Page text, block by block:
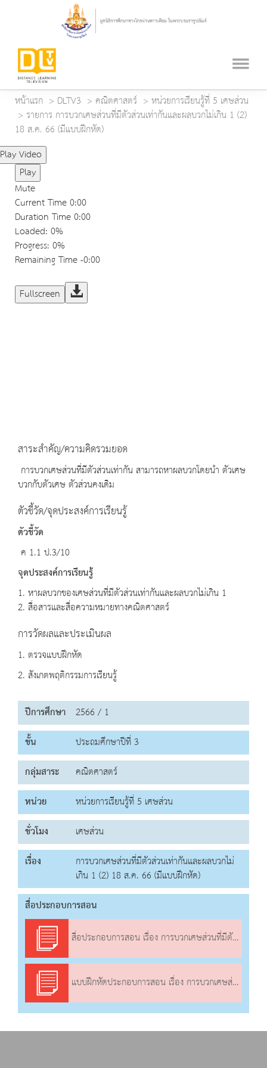
หน้าแรก DLTV3 คณิตศาสตร์
หน่วยการเรียนรู้ที่ 5 เศษส่วน
รายการ การบวกเศษส่วนที่มีตัวส่วนเท่ากันและผลบวกไม่เกิน 1 (2)
18 ส.ค. 66 (มีแบบฝึกหัด)
Play Video
Play
Mute
Current Time0:00
Duration Time0:00
Loaded: 0%
Progress: 0%
Remaining Time-0:00
Fullscreen
สาระสำคัญ/ความคิดรวมยอด
การบวกเศษส่วนที่มีตัวส่วนเท่ากัน สามารถหาผลบวกโดยนำ ตัวเศษ
บวกกับตัวเศษ ตัวส่วนคงเดิม
ตัวชี้วัด/จุดประสงค์การเรียนรู้
ตัวชี้วัด
ค 1.1 ป.3/10
จุดประสงค์การเรียนรู้
1. หาผลบวกของเศษส่วนที่มีตัวส่วนเท่ากันและผลบวกไม่เกิน 1
2. สื่อสารและสื่อความหมายทางคณิตศาสตร์
การวัดผลและประเมินผล
1. ตรวจแบบฝึกหัด
2. สังเกตพฤติกรรมการเรียนรู้
ปีการศึกษา 2566 / 1
ชั้น
ประถมศึกษาปีที่ 3
กลุ่มสาระ
คณิตศาสตร์
หน่วย
หน่วยการเรียนรู้ที่ 5 เศษส่วน
ชั่วโมง
เศษส่วน
เรื่อง
การบวกเศษส่วนที่มีตัวส่วนเท่ากันและผลบวกไม่
เกิน 1 (2) 18 ส.ค. 66 (มีแบบฝึกหัด)
สื่อประกอบการสอน
สื่อประกอบการสอน เรื่อง การบวกเศษส่วนที่มีตัวส่วนเท่ากันและผลบวกไม่เกิน 1 (2)
แบบฝึกหัดประกอบการสอน เรื่อง การบวกเศษส่วนที่มีตัวส่วนเท่ากันและผลบวกไม่เกิน 1 (2)